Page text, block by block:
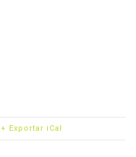
+ Exportar iCal